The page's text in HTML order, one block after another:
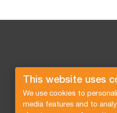
This website uses
We use cookies to
media features and to